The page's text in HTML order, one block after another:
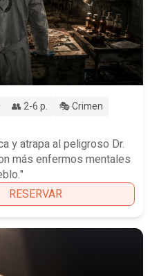
👥 2-6 p.
🎭 Crimen
y atrapa al peligroso Dr.
más enfermos mentales
RESERVAR